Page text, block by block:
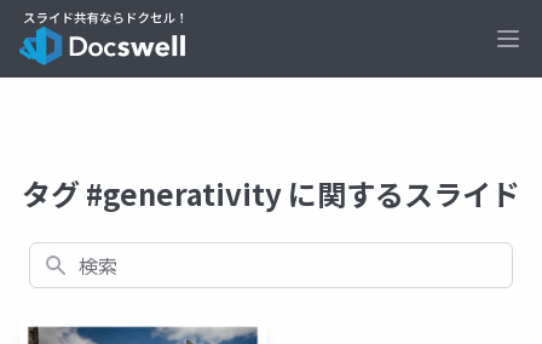
タグ #generativity に関するスライド
検索